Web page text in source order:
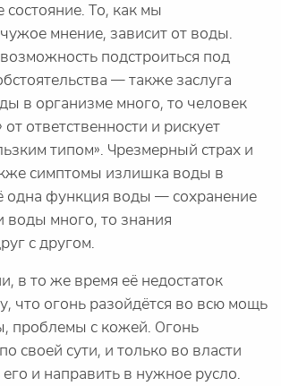
То, как мы
мнение, зависит от воды.
подстроиться под
— также заслуга
в организме много, то человек
от ответственности и рискует
типом». Чрезмерный страх и
симптомы излишка воды в
одна функция воды — сохранение
воды много, то знания
с другом.
в то же время её недостаток
что огонь разойдётся во всю мощь
проблемы с кожей. Огонь
своей сути, и только во власти
и направить в нужное русло.